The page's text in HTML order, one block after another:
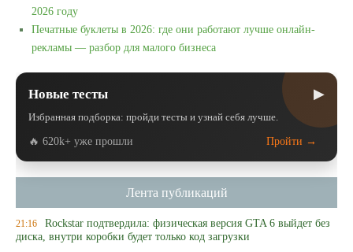
2026 году
Печатные буклеты в 2026: где они работают лучше онлайн-
рекламы — разбор для малого бизнеса
Новые тесты ▶
Избранная подборка: пройди тесты и узнай себя лучше.
🔥 620k+ уже прошли Пройти →
Лента публикаций
21:16 Rockstar подтвердила: физическая версия GTA 6 выйдет без
диска, внутри коробки будет только код загрузки